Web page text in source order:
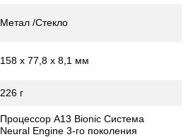
Метал /Стекло
158 x 77,8 x 8,1 мм
226 г
Процессор A13 Bionic Система
Neural Engine 3‑го поколения